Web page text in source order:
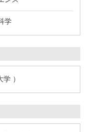
学
）